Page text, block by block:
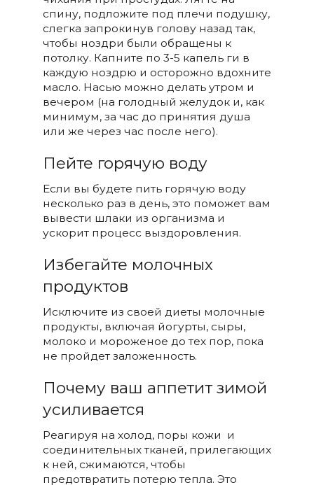
спину, подложите под плечи подушку,
слегка запрокинув голову назад так,
чтобы ноздри были обращены к
потолку. Капните по 3-5 капель ги в
каждую ноздрю и осторожно вдохните
масло. Насью можно делать утром и
вечером (на голодный желудок и, как
минимум, за час до принятия душа
или же через час после него).
Пейте горячую воду
Если вы будете пить горячую воду
несколько раз в день, это поможет вам
вывести шлаки из организма и
ускорит процесс выздоровления.
Избегайте молочных
продуктов
Исключите из своей диеты молочные
продукты, включая йогурты, сыры,
молоко и мороженое до тех пор, пока
не пройдет заложенность.
Почему ваш аппетит зимой
усиливается
Реагируя на холод, поры кожи и
соединительных тканей, прилегающих
к ней, сжимаются, чтобы
предотвратить потерю тепла. Это